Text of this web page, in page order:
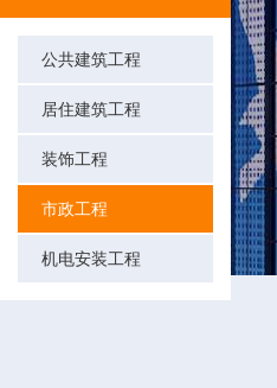
公共建筑工程
居住建筑工程
装饰工程
市政工程
机电安装工程